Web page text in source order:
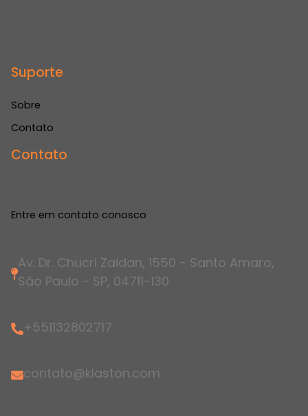
Suporte
Sobre
Contato
Contato
Entre em contato conosco
Av. Dr. Chucri Zaidan, 1550 - Santo Amaro,
São Paulo - SP, 04711-130
+551132802717
contato@klaston.com